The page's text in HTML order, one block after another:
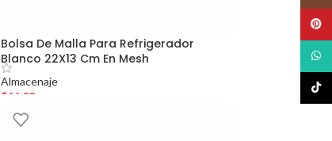
Bolsa De Malla Para Refrigerador
Blanco 22X13 Cm En Mesh
Almacenaje
$66.00